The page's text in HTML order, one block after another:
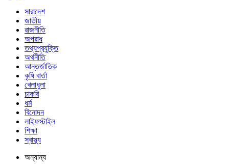
সারাদেশ
জাতীয়
রাজনীতি
অপরাধ
তথ্যপ্রযুক্তি
অর্থনীতি
আন্তর্জাতিক
কৃষি বার্তা
খেলাধুলা
চাকরি
ধর্ম
বিনোদন
লাইফস্টাইল
শিক্ষা
স্বাস্থ্য
অন্যান্য